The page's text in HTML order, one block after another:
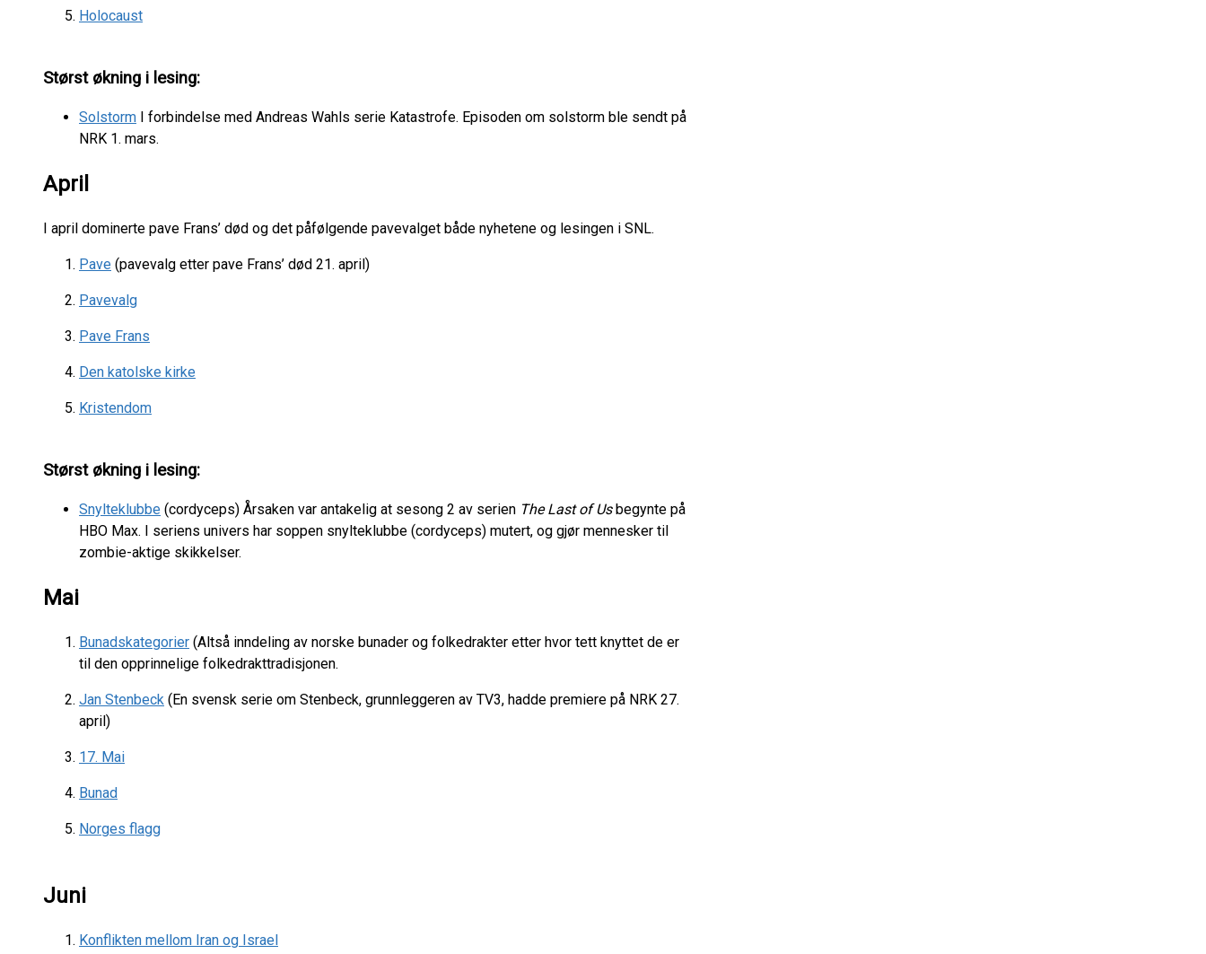
Holocaust
Størst økning i lesing:
Solstorm I forbindelse med Andreas Wahls serie Katastrofe. Episoden om solstorm ble sendt på
NRK 1. mars.
April
I april dominerte pave Frans’ død og det påfølgende pavevalget både nyhetene og lesingen i SNL.
Pave (pavevalg etter pave Frans’ død 21. april)
Pavevalg
Pave Frans
Den katolske kirke
Kristendom
Størst økning i lesing:
Snylteklubbe (cordyceps) Årsaken var antakelig at sesong 2 av serien The Last of Us begynte på
HBO Max. I seriens univers har soppen snylteklubbe (cordyceps) mutert, og gjør mennesker til
zombie-aktige skikkelser.
Mai
Bunadskategorier (Altså inndeling av norske bunader og folkedrakter etter hvor tett knyttet de er
til den opprinnelige folkedrakttradisjonen.
Jan Stenbeck (En svensk serie om Stenbeck, grunnleggeren av TV3, hadde premiere på NRK 27.
april)
17. Mai
Bunad
Norges flagg
Juni
Konflikten mellom Iran og Israel